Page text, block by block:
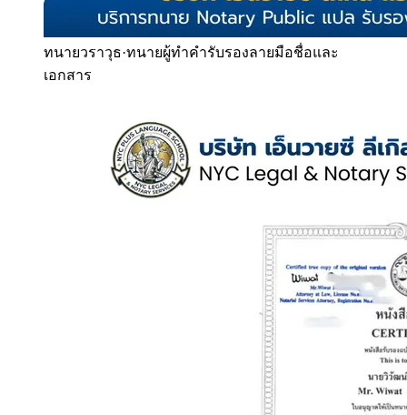
ทนายวราวุธ·ทนายผู้ทำคำรับรองลายมือชื่อและ
เอกสาร